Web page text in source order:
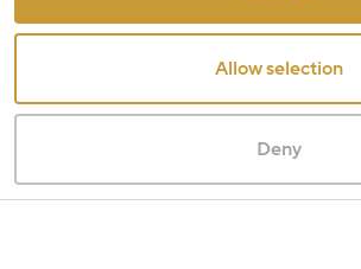
Allow selection
Deny